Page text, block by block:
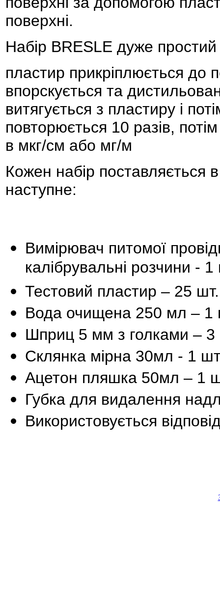
поверхні.
Набір BRESLE дуже простий
пластир прикріплюється до
впорскується та
витягується з пластиру і
повторюється 10 разів,
в мкг/см або мг/м
Кожен набір поставляється
наступне:
Вимірювач питомої
калібрувальні розчини -
Тестовий пластир – 25 шт.
Вода очищена 250 мл – 1
Шприц 5 мм з голками – 3
Склянка мірна 30мл - 1
Ацетон пляшка 50мл – 1
Губка для видалення
Використовується